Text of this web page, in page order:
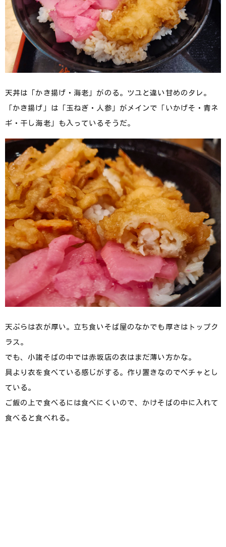
天丼は「かき揚げ・海老」がのる。ツユと違い甘めのタレ。
「かき揚げ」は「玉ねぎ・人参」がメインで「いかげそ・青ネ
ギ・干し海老」も入っているそうだ。
天ぷらは衣が厚い。立ち食いそば屋のなかでも厚さはトップク
ラス。
でも、小諸そばの中では赤坂店の衣はまだ薄い方かな。
具より衣を食べている感じがする。作り置きなのでペチャとし
ている。
ご飯の上で食べるには食べにくいので、かけそばの中に入れて
食べると食べれる。